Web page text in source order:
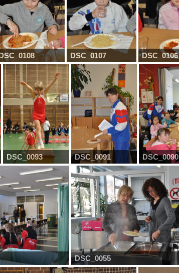
DSC_0107 DSC_0106
DSC_0093 DSC_0091 DSC_0090
DSC_0055